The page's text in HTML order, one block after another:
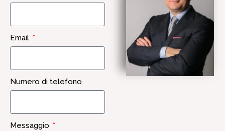
Email
Numero di telefono
Messaggio